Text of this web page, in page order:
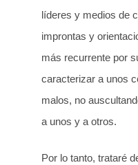
líderes y medios de
improntas y
más recurrente por
caracterizar a unos
malos, no
a unos y a otros.
Por lo tanto, trataré